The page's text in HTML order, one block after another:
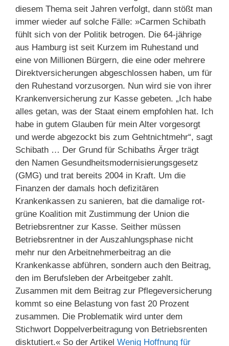
diesem Thema seit Jahren verfolgt, dann stößt man
immer wieder auf solche Fälle: »Carmen Schibath
fühlt sich von der Politik betrogen. Die 64-jährige
aus Hamburg ist seit Kurzem im Ruhestand und
eine von Millionen Bürgern, die eine oder mehrere
Direktversicherungen abgeschlossen haben, um für
den Ruhestand vorzusorgen. Nun wird sie von ihrer
Krankenversicherung zur Kasse gebeten. „Ich habe
alles getan, was der Staat einem empfohlen hat. Ich
habe in gutem Glauben für mein Alter vorgesorgt
und werde abgezockt bis zum Gehtnichtmehr“, sagt
Schibath … Der Grund für Schibaths Ärger trägt
den Namen Gesundheitsmodernisierungsgesetz
(GMG) und trat bereits 2004 in Kraft. Um die
Finanzen der damals hoch defizitären
Krankenkassen zu sanieren, bat die damalige rot-
grüne Koalition mit Zustimmung der Union die
Betriebsrentner zur Kasse. Seither müssen
Betriebsrentner in der Auszahlungsphase nicht
mehr nur den Arbeitnehmerbeitrag an die
Krankenkasse abführen, sondern auch den Beitrag,
den im Berufsleben der Arbeitgeber zahlt.
Zusammen mit dem Beitrag zur Pflegeversicherung
kommt so eine Belastung von fast 20 Prozent
zusammen. Die Problematik wird unter dem
Stichwort Doppelverbeitragung von Betriebsrenten
disktutiert.« So der Artikel Wenig Hoffnung für